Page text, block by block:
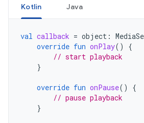
Kotlin Java
val callback = object :
override fun onPlay()
{
// start playback
}
override fun onPause()
{
// pause playback
}